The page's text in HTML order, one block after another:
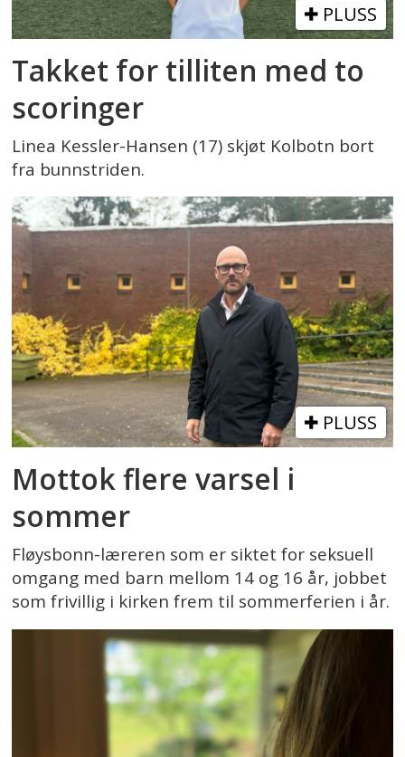
PLUSS
Takket for tilliten med to
scoringer
Linea Kessler-Hansen (17) skjøt Kolbotn bort
fra bunnstriden.
PLUSS
Mottok flere varsel i
sommer
Fløysbonn-læreren som er siktet for seksuell
omgang med barn mellom 14 og 16 år, jobbet
som frivillig i kirken frem til sommerferien i år.